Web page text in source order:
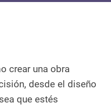
crear una obra
desde el diseño
que estés